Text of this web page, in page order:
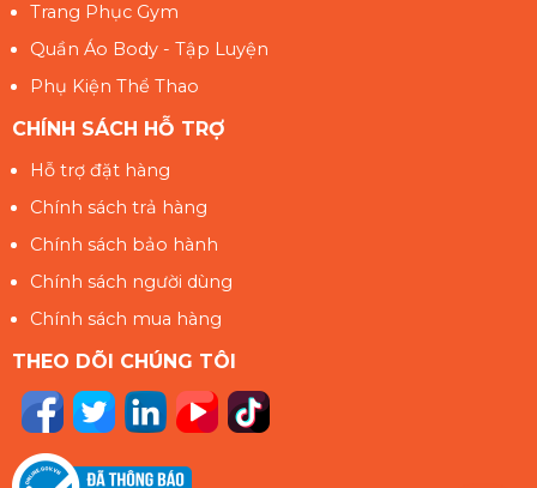
Trang Phục Gym
Quần Áo Body - Tập Luyện
Phụ Kiện Thể Thao
CHÍNH SÁCH HỖ TRỢ
Hỗ trợ đặt hàng
Chính sách trả hàng
Chính sách bảo hành
Chính sách người dùng
Chính sách mua hàng
THEO DÕI CHÚNG TÔI